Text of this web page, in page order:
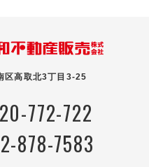
区高取北3丁目3-25
772-722
878-7583